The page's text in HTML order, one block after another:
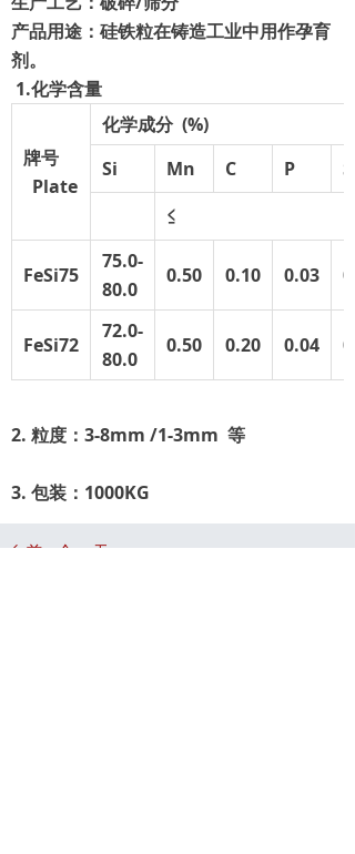
产品用途：硅铁粒在铸造工业中用作孕育
剂。
1.化学含量
牌号
Plate
化学成分(%)
Si
Mn C P
S
≤
FeSi75
75.0-
80.0
0.50 0.10 0.03
FeSi72
72.0-
80.0
0.50 0.20 0.04
2. 粒度： 3-8mm /1-3mm 等
3. 包装： 1000KG
ꄴ 前一个： 无